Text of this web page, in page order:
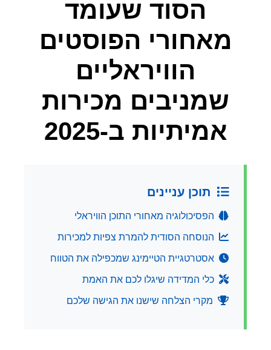
הסוד שעומד
מאחורי הפוסטים
הוויראליים
שמניבים מכירות
אמיתיות ב-2025
תוכן עניינים
הפסיכולוגיה מאחורי התוכן הוויראלי
הנוסחה הסודית להמרת צפיות למכירות
אסטרטגיית הטיימינג שמכפילה את הטווח
כלי המדידה שיגלו לכם את האמת
מקרי הצלחה שישנו את הגישה שלכם